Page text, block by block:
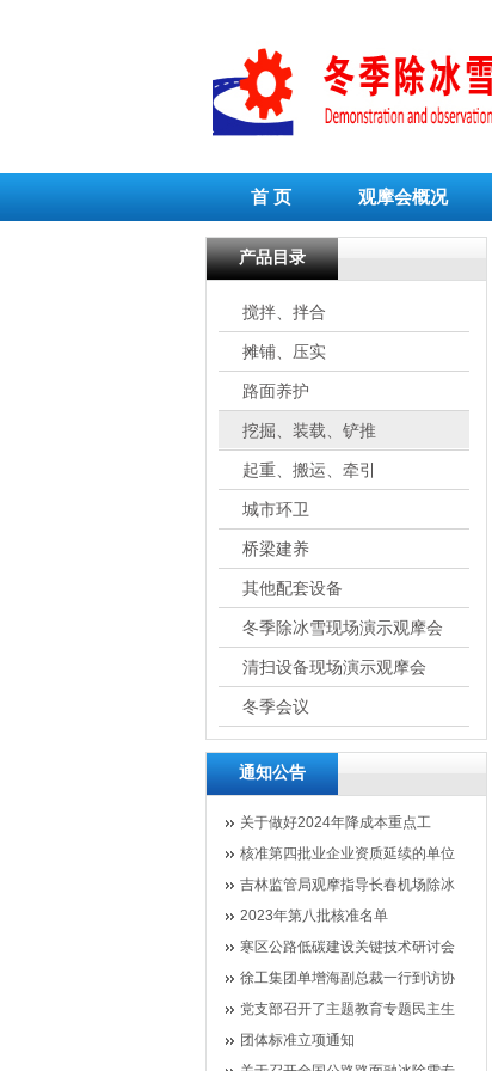
首 页 观摩会概况
产品目录
搅拌、拌合
摊铺、压实
路面养护
挖掘、装载、铲推
起重、搬运、牵引
城市环卫
桥梁建养
其他配套设备
冬季除冰雪现场演示观摩会
清扫设备现场演示观摩会
冬季会议
通知公告
关于做好2024年降成本重点工
核准第四批业企业资质延续的单位
吉林监管局观摩指导长春机场除冰
2023年第八批核准名单
寒区公路低碳建设关键技术研讨会
徐工集团单增海副总裁一行到访协
党支部召开了主题教育专题民主生
团体标准立项通知